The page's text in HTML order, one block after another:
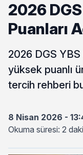
2026
Puanları
2026 DGS YBS
yüksek puanlı
tercih rehberi
8 Nisan 2026 -
Okuma süresi: 2